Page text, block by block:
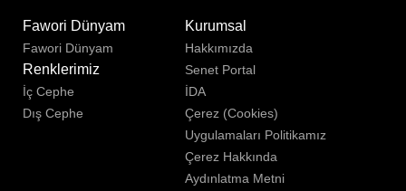
Fawori Dünyam
Fawori Dünyam
Renklerimiz
İç Cephe
Dış Cephe
Kurumsal
Hakkımızda
Senet Portal
İDA
Çerez (Cookies)
Uygulamaları Politikamız
Çerez Hakkında
Aydınlatma Metni